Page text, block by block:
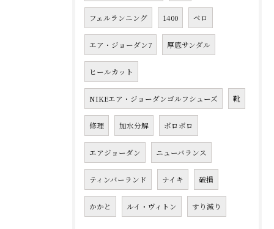
フェルランニング 1400 ベロ
エア・ジョーダン7 厚底サンダル
ヒールカット
NIKEエア・ジョーダンゴルフシューズ 靴
修理 加水分解 ボロボロ
エアジョーダン ニューバランス
ティンバーランド ナイキ 破損
かかと ルイ・ヴィトン すり減り